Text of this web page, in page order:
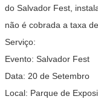
do Salvador Fest,
não é cobrada a taxa
Serviço:
Evento: Salvador Fest
Data: 20 de Setembro
Local: Parque de